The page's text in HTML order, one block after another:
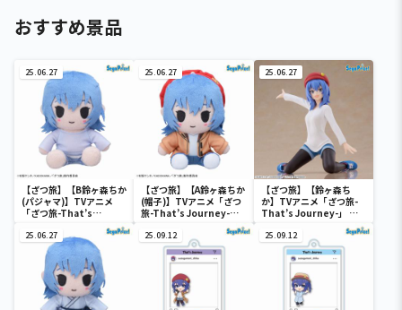
おすすめ景品
25.06.27
【ざつ旅】【B鈴ヶ森ちか
(パジャマ)】TVアニメ
「ざつ旅-That’s
Journey-」 ミニぬいぐ
るみ(EX)
25.06.27
【ざつ旅】【A鈴ヶ森ちか
(帽子)】TVアニメ「ざつ
旅-That’s Journey-」
25.06.27
【ざつ旅】【鈴ヶ森ち
か】TVアニメ「ざつ旅-
That’s Journey-」 ち
ょこのせ [PM]フィギュ
ア“鈴ヶ森ちか”
25.06.27 25.09.12 25.09.12